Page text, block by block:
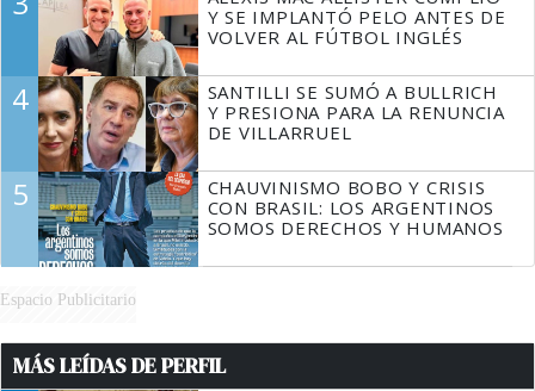
Y SE IMPLANTÓ PELO ANTES DE
VOLVER AL FÚTBOL INGLÉS
4
SANTILLI SE SUMÓ A BULLRICH
Y PRESIONA PARA LA RENUNCIA
DE VILLARRUEL
5
CHAUVINISMO BOBO Y CRISIS
CON BRASIL: LOS ARGENTINOS
SOMOS DERECHOS Y HUMANOS
Espacio Publicitario
MÁS LEÍDAS DE PERFIL